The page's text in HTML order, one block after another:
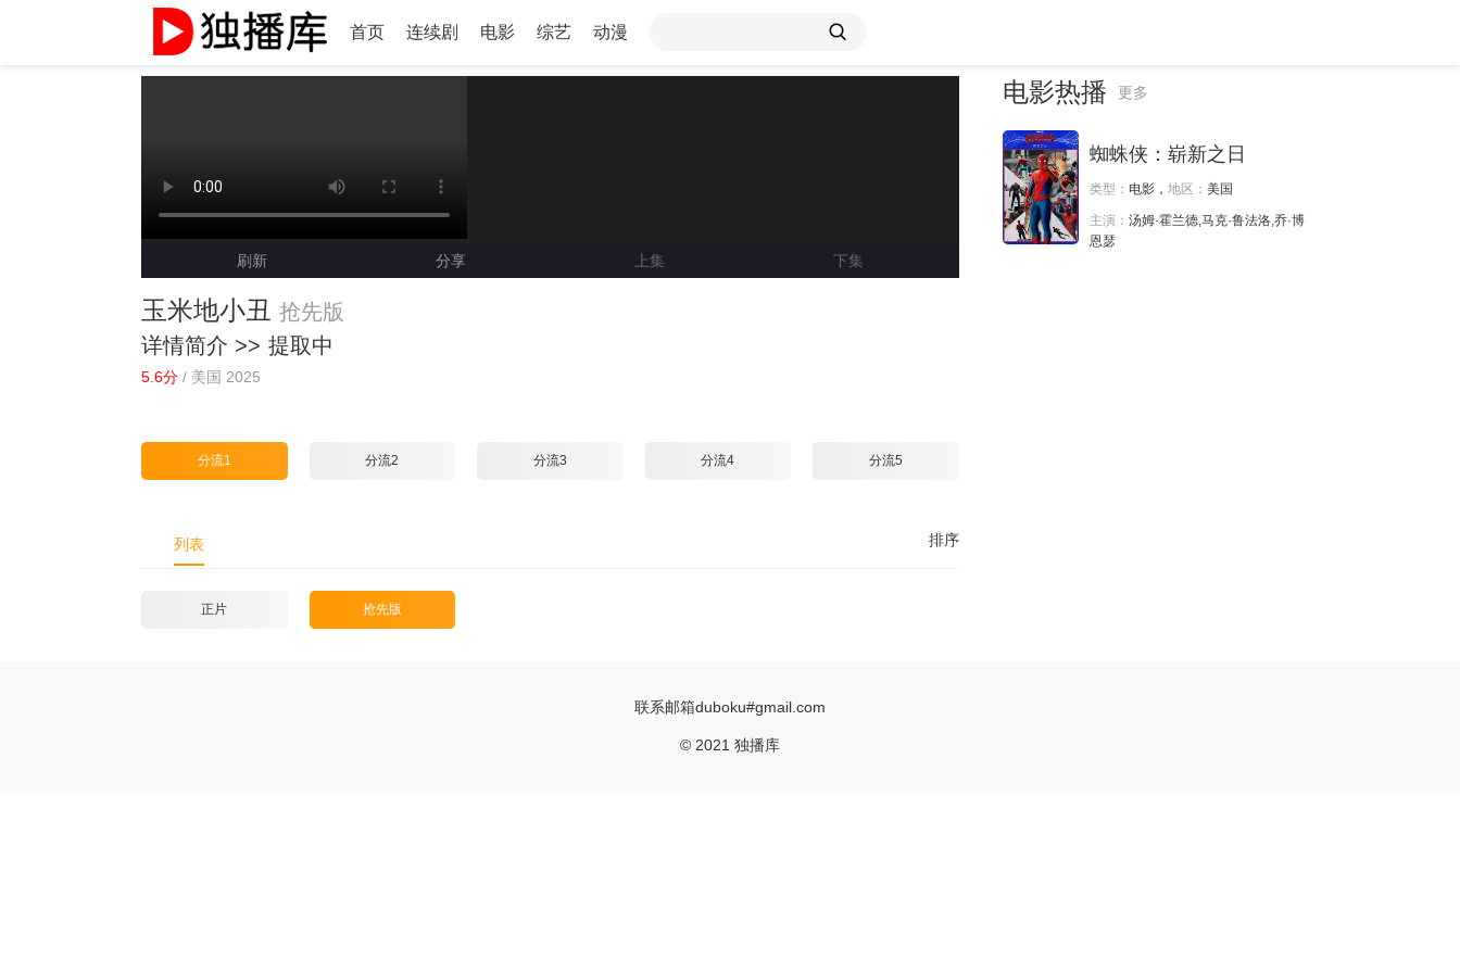
首页 连续剧 电影 综艺 动漫
刷新 分享 上集 下集
玉米地小丑 抢先版
详情简介 >> 提取中
5.6分 / 美国 2025
分流1 分流2 分流3 分流4 分流5
排序
列表
正片 抢先版
电影热播 更多
蜘蛛侠：崭新之日
类型： 电影， 地区： 美国
主演： 汤姆·霍兰德,马克·鲁法洛,乔·博
恩瑟
联系邮箱duboku#gmail.com
© 2021 独播库